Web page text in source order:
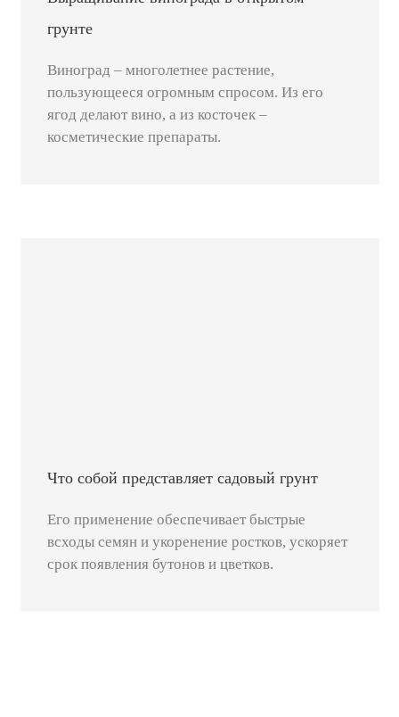
грунте
Виноград – многолетнее растение,
пользующееся огромным спросом. Из его
ягод делают вино, а из косточек –
косметические препараты.
Что собой представляет садовый грунт
Его применение обеспечивает быстрые
всходы семян и укоренение ростков, ускоряет
срок появления бутонов и цветков.